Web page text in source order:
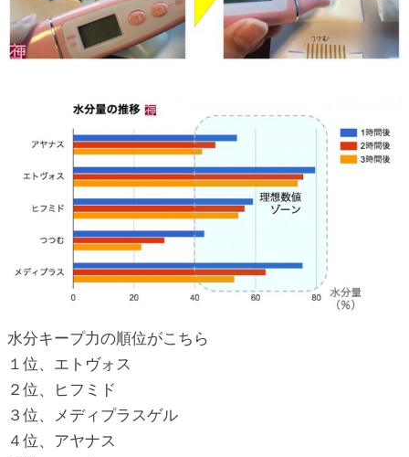
水分キープ力の順位がこちら
１位、エトヴォス
２位、ヒフミド
３位、メディプラスゲル
４位、アヤナス